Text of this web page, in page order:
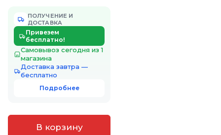
ПОЛУЧЕНИЕ И
ДОСТАВКА
Привезем
бесплатно!
Самовывоз сегодня из 1
магазина
Доставка завтра —
бесплатно
Подробнее
В корзину